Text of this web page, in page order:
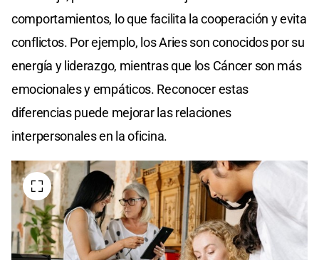
comportamientos, lo que facilita la cooperación y evita
conflictos. Por ejemplo, los Aries son conocidos por su
energía y liderazgo, mientras que los Cáncer son más
emocionales y empáticos. Reconocer estas
diferencias puede mejorar las relaciones
interpersonales en la oficina.